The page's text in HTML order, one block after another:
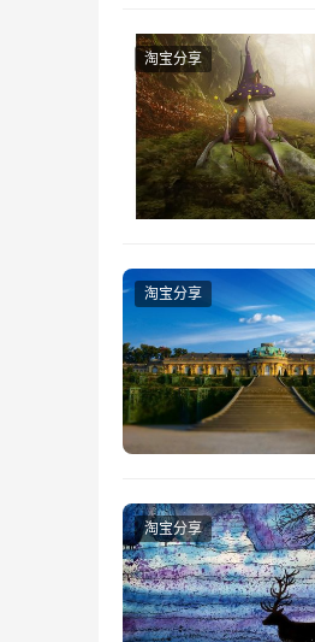
淘宝分享
淘宝分享
淘宝分享